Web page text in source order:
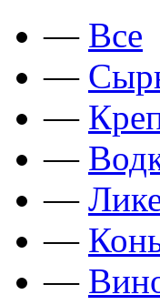
— Все
—
—
—
—
—
—